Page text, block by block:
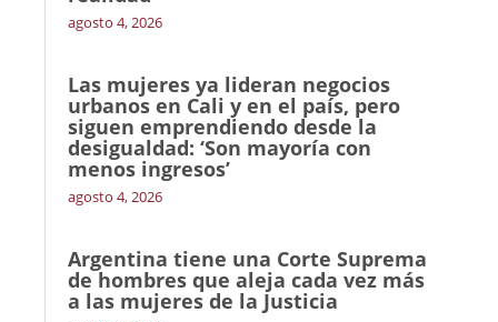
agosto 4, 2026
Las mujeres ya lideran negocios
urbanos en Cali y en el país, pero
siguen emprendiendo desde la
desigualdad: ‘Son mayoría con
menos ingresos’
agosto 4, 2026
Argentina tiene una Corte Suprema
de hombres que aleja cada vez más
a las mujeres de la Justicia